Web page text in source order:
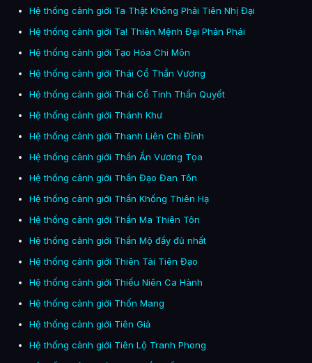
Hệ thống cảnh giới Ta Thật Không Phải Tiên Nhị Đại
Hệ thống cảnh giới Ta! Thiên Mệnh Đại Phản Phái
Hệ thống cảnh giới Tạo Hóa Chi Môn
Hệ thống cảnh giới Thái Cổ Thần Vương
Hệ thống cảnh giới Thái Cổ Tinh Thần Quyết
Hệ thống cảnh giới Thánh Khư
Hệ thống cảnh giới Thanh Liên Chi Đỉnh
Hệ thống cảnh giới Thần Ấn Vương Tọa
Hệ thống cảnh giới Thần Đạo Đan Tôn
Hệ thống cảnh giới Thần Khống Thiên Hạ
Hệ thống cảnh giới Thần Ma Thiên Tôn
Hệ thống cảnh giới Thần Mộ đầy đủ nhất
Hệ thống cảnh giới Thiên Tài Tiên Đạo
Hệ thống cảnh giới Thiếu Niên Ca Hành
Hệ thống cảnh giới Thốn Mang
Hệ thống cảnh giới Tiên Giả
Hệ thống cảnh giới Tiên Lộ Tranh Phong